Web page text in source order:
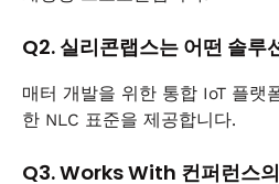
Q2. 실리콘랩스는 어떤 솔루
매터 개발을 위한 통합 IoT 플랫
한 NLC 표준을 제공합니다.
Q3. Works With 컨퍼런스